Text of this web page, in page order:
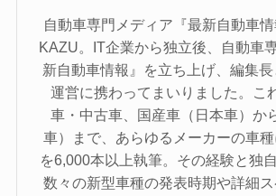
自動車専門メディア『最新自動車
KAZU。IT企業から独立後、自動車
新自動車情報』を立ち上げ、編集
運営に携わってまいりました。こ
車・中古車、国産車（日本車）か
車）まで、あらゆるメーカーの車
を6,000本以上執筆。その経験と独
数々の新型車種の発表時期や詳細